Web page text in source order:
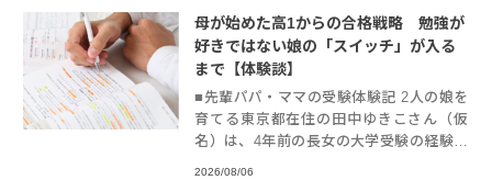
母が始めた高1からの合格戦略 勉強が
好きではない娘の「スイッチ」が入る
まで【体験談】
■先輩パパ・ママの受験体験記 2人の娘を
育てる東京都在住の田中ゆきこさん（仮
名）は、4年前の長女の大学受験の経験を
2026/08/06